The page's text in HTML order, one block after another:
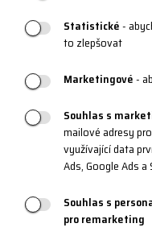
Statistické-
to zlepšovat
Marketingové-
Souhlas s
mailové adresy
využívající data
Ads, Google Ads a
Souhlas s
pro remarketing